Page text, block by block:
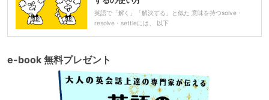
英語で「解く」「解決する」と似た 意味を持つsolve・
resolve・settleには、 以下
e-book 無料プレゼント